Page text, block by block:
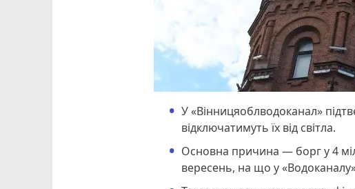
У «Вінницяоблводоканал»
відключатимуть їх від світла.
Основна причина — борг у 4
вересень, на що у